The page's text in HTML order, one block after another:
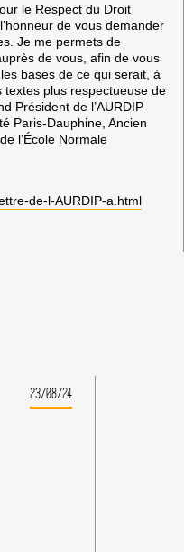
le Respect du Droit
de vous demander
Je me permets de
de vous, afin de vous
bases de ce qui serait, à
plus respectueuse de
Président de l’AURDIP
Paris-Dauphine, Ancien
l’École Normale
de-l-AURDIP-a.html
23/08/24